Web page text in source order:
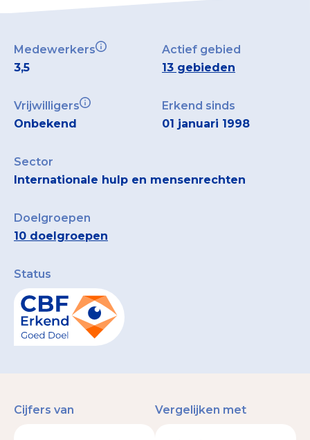
Medewerkers
3,5
Actief gebied
13 gebieden
Vrijwilligers
Onbekend
Erkend sinds
01 januari 1998
Sector
Internationale hulp en mensenrechten
Doelgroepen
10 doelgroepen
Status
Cijfers van Vergelijken met